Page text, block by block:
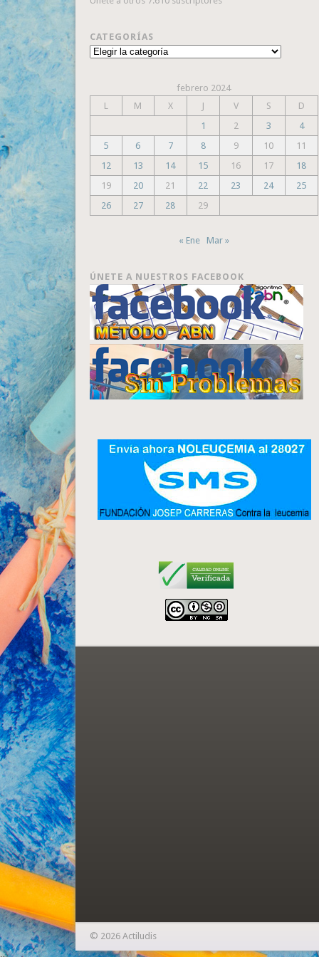
CATEGORÍAS
Categorías
febrero 2024
L
M X J V S
D
1
2 3
4
5
6 7 8 9 10
11
12
13 14 15 16 17
18
19
20 21 22 23 24
25
26
27 28 29
« Ene Mar »
ÚNETE A NUESTROS FACEBOOK
© 2026 Actiludis